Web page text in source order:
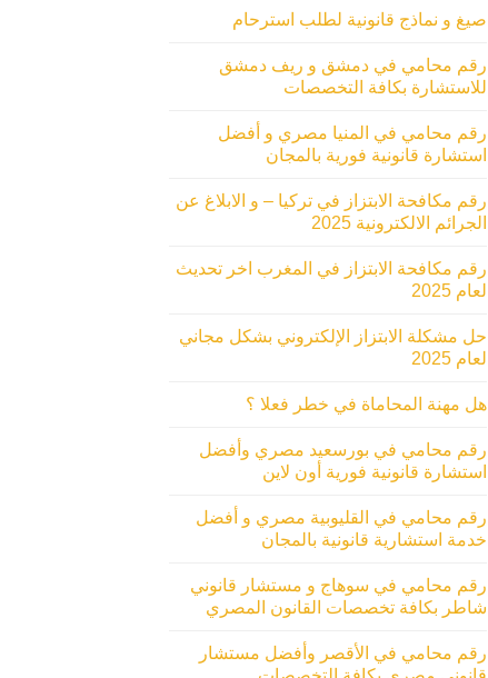
صيغ و نماذج قانونية لطلب استرحام
رقم محامي في دمشق و ريف دمشق
للاستشارة بكافة التخصصات
رقم محامي في المنيا مصري و أفضل
استشارة قانونية فورية بالمجان
رقم مكافحة الابتزاز في تركيا – و الابلاغ عن
الجرائم الالكترونية 2025
رقم مكافحة الابتزاز في المغرب اخر تحديث
لعام 2025
حل مشكلة الابتزاز الإلكتروني بشكل مجاني
لعام 2025
هل مهنة المحاماة في خطر فعلا ؟
رقم محامي في بورسعيد مصري وأفضل
استشارة قانونية فورية أون لاين
رقم محامي في القليوبية مصري و أفضل
خدمة استشارية قانونية بالمجان
رقم محامي في سوهاج و مستشار قانوني
شاطر بكافة تخصصات القانون المصري
رقم محامي في الأقصر وأفضل مستشار